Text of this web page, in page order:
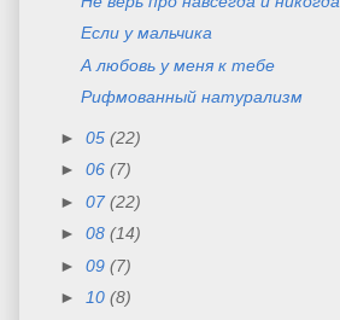
Если у мальчика
А любовь у меня к тебе
Рифмованный натурализм
► 05 (22)
► 06 (7)
► 07 (22)
► 08 (14)
► 09 (7)
►
10 (8)